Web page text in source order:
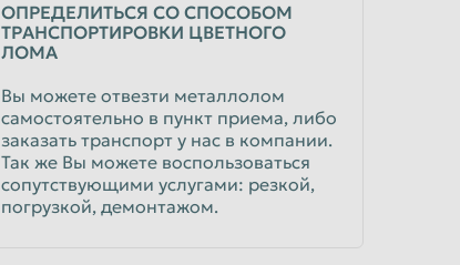
ОПРЕДЕЛИТЬСЯ СО СПОСОБОМ
ТРАНСПОРТИРОВКИ ЦВЕТНОГО
ЛОМА
Вы можете отвезти металлолом
самостоятельно в пункт приема, либо
заказать транспорт у нас в компании.
Так же Вы можете воспользоваться
сопутствующими услугами: резкой,
погрузкой, демонтажом.